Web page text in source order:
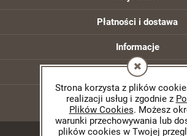
Strona korzysta z plików
realizacji usług i zgodnie z
Plików Cookies. Możesz
warunki przechowywania lub
plików cookies w Twojej
Płatności i dostawa
Informacje
O nas